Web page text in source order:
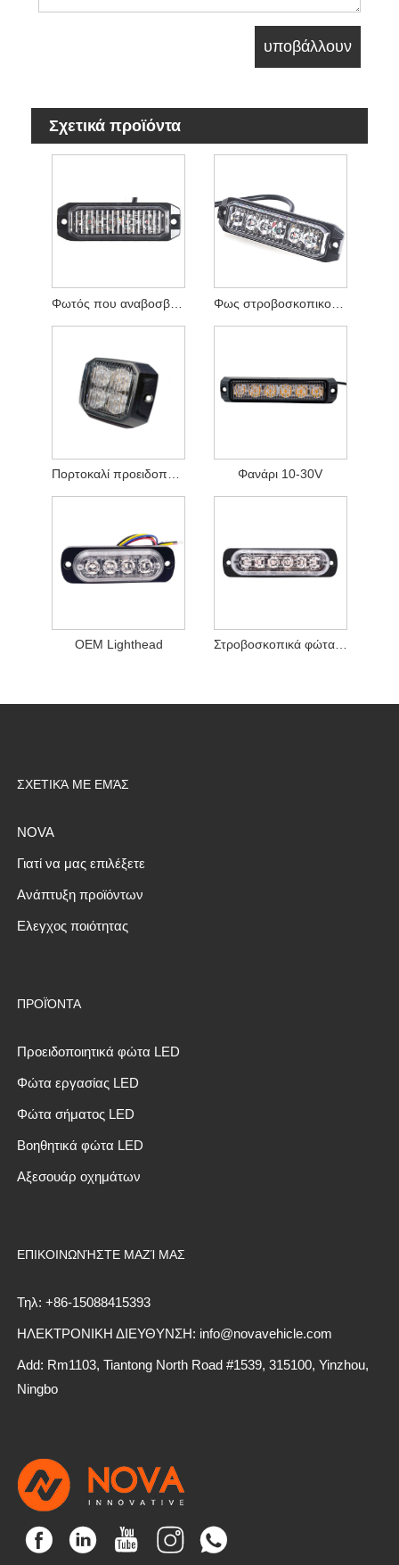
Σχετικά προϊόντα
Φως στροβοσκοπικού φλας
Φανάρι 10-30V
OEM Lighthead Στροβοσκοπικά φώτα LED
ΣΧΕΤΙΚΆ ΜΕ ΕΜΆΣ
NOVA
Γιατί να μας επιλέξετε
Ανάπτυξη προϊόντων
Ελεγχος ποιότητας
ΠΡΟΪΌΝΤΑ
Προειδοποιητικά φώτα LED
Φώτα εργασίας LED
Φώτα σήματος LED
Βοηθητικά φώτα LED
Αξεσουάρ οχημάτων
ΕΠΙΚΟΙΝΩΝΉΣΤΕ ΜΑΖΊ ΜΑΣ
Τηλ: +86-15088415393
ΗΛΕΚΤΡΟΝΙΚΗ ΔΙΕΥΘΥΝΣΗ: info@novavehicle.com
Add: Rm1103, Tiantong North Road #1539, 315100, Yinzhou,
Ningbo